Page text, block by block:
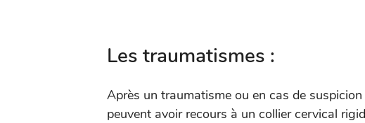
Les traumatismes :
Après un traumatisme ou en cas de
peuvent avoir recours à un collier cervical